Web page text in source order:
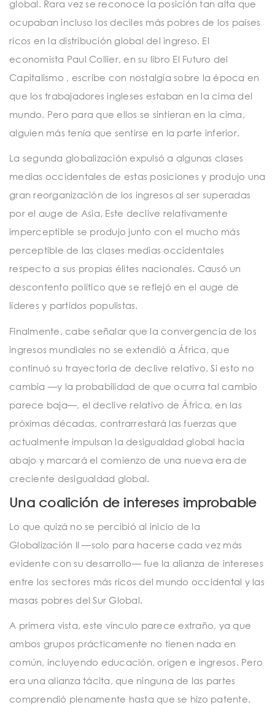
global. Rara vez se reconoce la posición tan alta que
ocupaban incluso los deciles más pobres de los países
ricos en la distribución global del ingreso. El
economista Paul Collier, en su libro El Futuro del
Capitalismo , escribe con nostalgia sobre la época en
que los trabajadores ingleses estaban en la cima del
mundo. Pero para que ellos se sintieran en la cima,
alguien más tenía que sentirse en la parte inferior.
La segunda globalización expulsó a algunas clases
medias occidentales de estas posiciones y produjo una
gran reorganización de los ingresos al ser superadas
por el auge de Asia. Este declive relativamente
imperceptible se produjo junto con el mucho más
perceptible de las clases medias occidentales
respecto a sus propias élites nacionales. Causó un
descontento político que se reflejó en el auge de
líderes y partidos populistas.
Finalmente, cabe señalar que la convergencia de los
ingresos mundiales no se extendió a África, que
continuó su trayectoria de declive relativo. Si esto no
cambia —y la probabilidad de que ocurra tal cambio
parece baja—, el declive relativo de África, en las
próximas décadas, contrarrestará las fuerzas que
actualmente impulsan la desigualdad global hacia
abajo y marcará el comienzo de una nueva era de
creciente desigualdad global.
Una coalición de intereses improbable
Lo que quizá no se percibió al inicio de la
Globalización II —solo para hacerse cada vez más
evidente con su desarrollo— fue la alianza de intereses
entre los sectores más ricos del mundo occidental y las
masas pobres del Sur Global.
A primera vista, este vínculo parece extraño, ya que
ambos grupos prácticamente no tienen nada en
común, incluyendo educación, origen e ingresos. Pero
era una alianza tácita, que ninguna de las partes
comprendió plenamente hasta que se hizo patente.